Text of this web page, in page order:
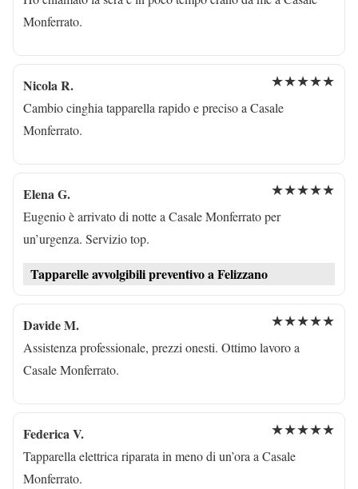
Monferrato.
Nicola R. ★★★★★
Cambio cinghia tapparella rapido e preciso a Casale
Monferrato.
Elena G. ★★★★★
Eugenio è arrivato di notte a Casale Monferrato per
un’urgenza. Servizio top.
Tapparelle avvolgibili preventivo a Felizzano
Davide M. ★★★★★
Assistenza professionale, prezzi onesti. Ottimo lavoro a
Casale Monferrato.
Federica V. ★★★★★
Tapparella elettrica riparata in meno di un’ora a Casale
Monferrato.